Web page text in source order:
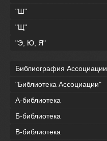
"Ш"
"Щ"
"Э, Ю, Я"
Библиография Ассоциации
"Библиотека Ассоциации"
А-библиотека
Б-библиотека
В-библиотека